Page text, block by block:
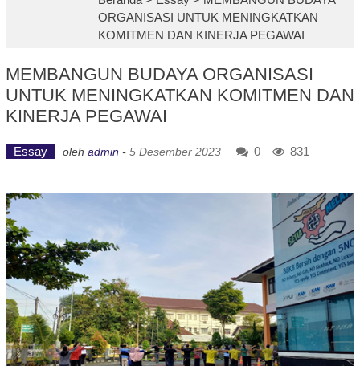
ORGANISASI UNTUK MENINGKATKAN
KOMITMEN DAN KINERJA PEGAWAI
MEMBANGUN BUDAYA ORGANISASI
UNTUK MENINGKATKAN KOMITMEN DAN
KINERJA PEGAWAI
Essay oleh admin - 5 Desember 2023 0 831